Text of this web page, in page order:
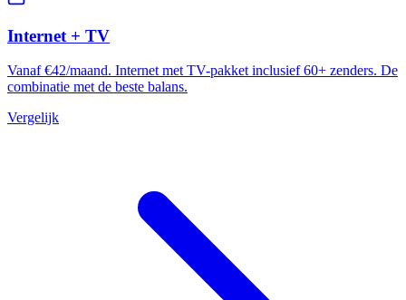
Internet + TV
Vanaf €42/maand. Internet met TV-pakket inclusief 60+ zenders. De
combinatie met de beste balans.
Vergelijk